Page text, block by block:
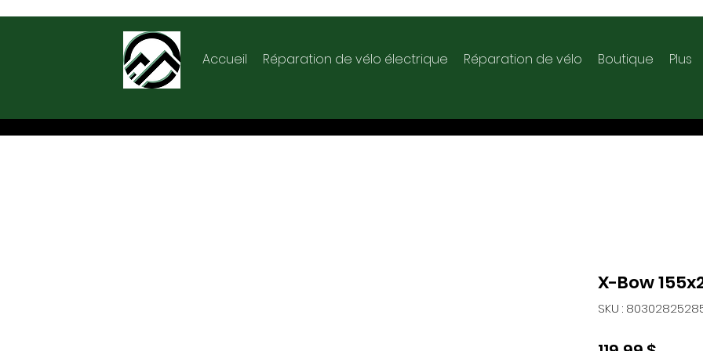
Accueil Réparation de vélo électrique Réparation de vélo Boutique Plus
X-Bow
SKU :